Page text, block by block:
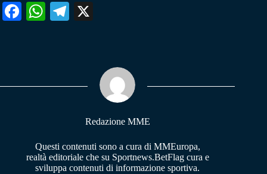
Fa W
pp
Te
m
Redazione MME
Questi contenuti sono a cura di MMEuropa,
realtà editoriale che su Sportnews.BetFlag cura e
sviluppa contenuti di informazione sportiva.